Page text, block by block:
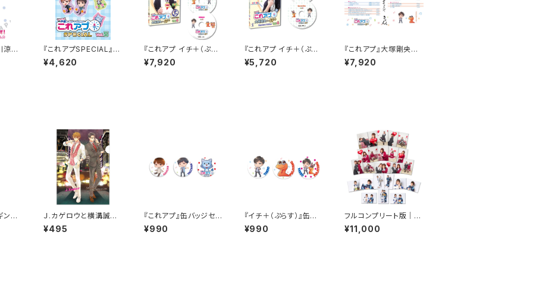
涼子
『これアプSPECIAL』D
VDデレクターズカット v
ol.5
¥4,620
『これアプ イチ＋（ぷら
す）』vol.4 デレクター
ズカット太まるＤＸ版
¥7,920
『これアプ イチ＋（ぷら
す）』vol.4 デレクター
ズカット通常版（DVD2
¥5,720
『これアプ』大塚剛央の
イチ+（ぷらす）ディレク
ターズカット 太まるD
¥7,920
ンバ
Ｊ.カゲロウと横溝誠一
郎のＤＪクリアファイル
¥495
『これアプ』缶バッジセッ
ト
¥990
『イチ＋（ぷらす）』缶バッ
ジセット
¥990
フルコンプリート版｜ま
だこれブロマイド2021
¥11,000